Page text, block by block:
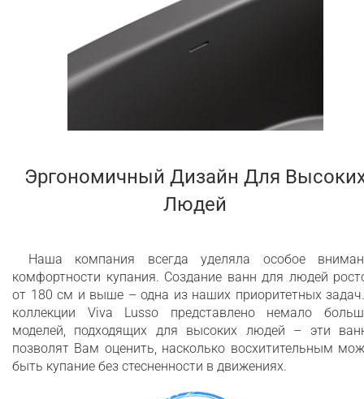
Эргономичный Дизайн Для
Людей
Наша компания всегда уделяла особое
комфортности купания. Создание ванн для людей
от 180 см и выше – одна из наших приоритетных
коллекции Viva Lusso представлено немало
моделей, подходящих для высоких людей – эти
позволят Вам оценить, насколько восхитительным
быть купание без стесненности в движениях.